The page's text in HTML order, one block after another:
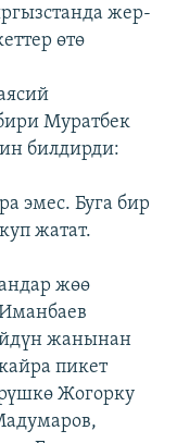
жер-
өтө
Муратбек
билдирди:
эмес. Буга бир
жатат.
жөө
жанынан
пикет
Жогорку